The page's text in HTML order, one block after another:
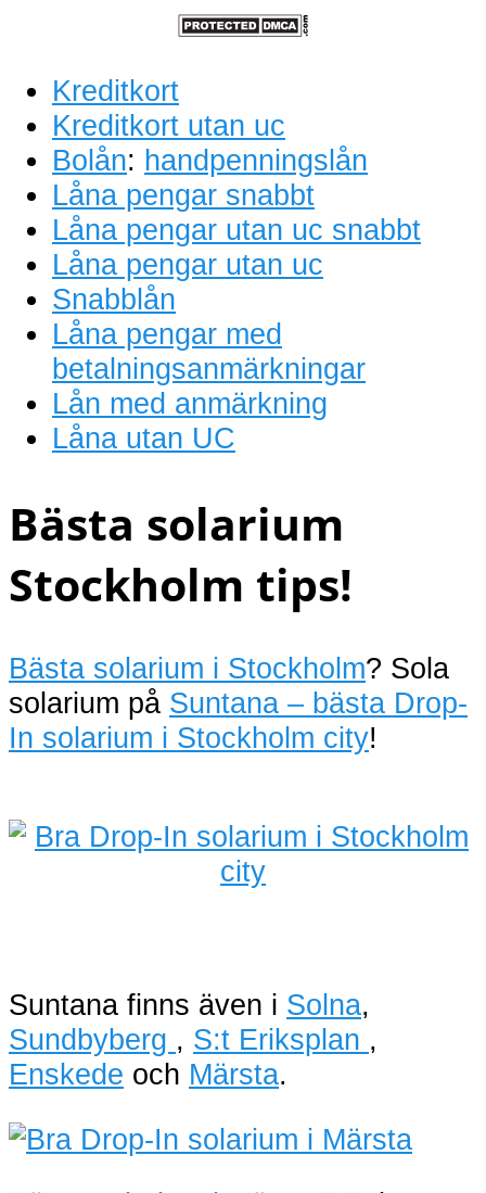
Kreditkort
Kreditkort utan uc
Bolån: handpenningslån
Låna pengar snabbt
Låna pengar utan uc snabbt
Låna pengar utan uc
Snabblån
Låna pengar med
betalningsanmärkningar
Lån med anmärkning
Låna utan UC
Bästa solarium
Stockholm tips!
Bästa solarium i Stockholm? Sola
solarium på Suntana – bästa Drop-
In solarium i Stockholm city!
Suntana finns även i Solna,
Sundbyberg , S:t Eriksplan ,
Enskede och Märsta.